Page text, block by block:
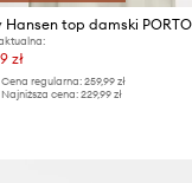
Hansen top damski
zł
Cena regularna: 259,99 zł
Najniższa cena: 229,99 zł